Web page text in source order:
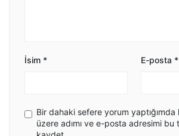
İsim * E-posta *
Bir dahaki sefere yorum yaptığımda
üzere adımı ve e-posta adresimi bu